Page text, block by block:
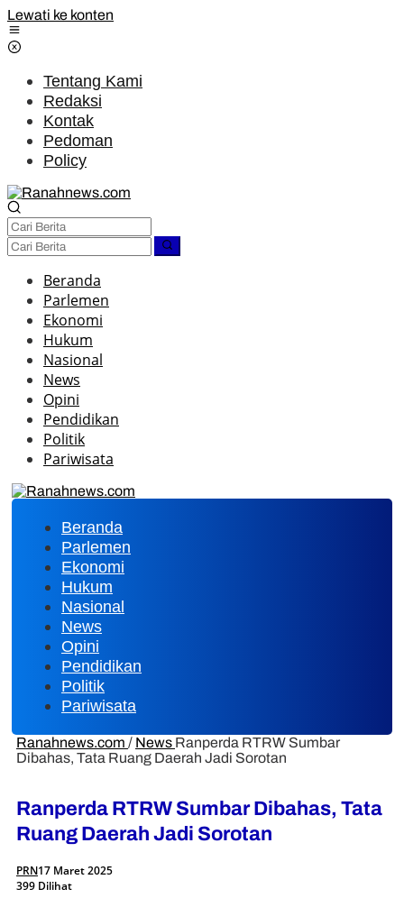
Lewati ke konten
Tentang Kami
Redaksi
Kontak
Pedoman
Policy
Beranda
Parlemen
Ekonomi
Hukum
Nasional
News
Opini
Pendidikan
Politik
Pariwisata
Beranda
Parlemen
Ekonomi
Hukum
Nasional
News
Opini
Pendidikan
Politik
Pariwisata
Ranahnews.com / News Ranperda RTRW Sumbar
Dibahas, Tata Ruang Daerah Jadi Sorotan
Ranperda RTRW Sumbar Dibahas, Tata
Ruang Daerah Jadi Sorotan
PRN17 Maret 2025
399 Dilihat